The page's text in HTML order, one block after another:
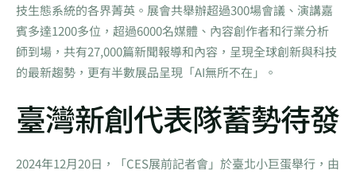
技生態系統的各界菁英。展會共舉辦超過300場會議、演講嘉
賓多達1200多位，超過6000名媒體、內容創作者和行業分析
師到場，共有27,000篇新聞報導和內容，呈現全球創新與科技
的最新趨勢，更有半數展品呈現「AI無所不在」。
臺灣新創代表隊蓄勢待發
2024年12月20日，「CES展前記者會」於臺北小巨蛋舉行，由